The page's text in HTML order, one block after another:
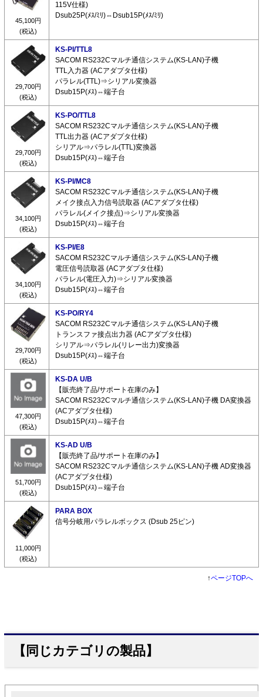
45,100円
(税込)
115V仕様)
Dsub25P(ﾒｽ/ﾐﾘ)⇔Dsub15P(ﾒｽ/ﾐﾘ)
29,700円
(税込)
KS-PI/TTL8
SACOM RS232Cマルチ通信システム(KS-LAN)子機
TTL入力器 (ACアダプタ仕様)
パラレル(TTL)⇒シリアル変換器
Dsub15P(ﾒｽ)⇔端子台
29,700円
(税込)
KS-PO/TTL8
SACOM RS232Cマルチ通信システム(KS-LAN)子機
TTL出力器 (ACアダプタ仕様)
シリアル⇒パラレル(TTL)変換器
Dsub15P(ﾒｽ)⇔端子台
34,100円
(税込)
KS-PI/MC8
SACOM RS232Cマルチ通信システム(KS-LAN)子機
メイク接点入力信号読取器 (ACアダプタ仕様)
パラレル(メイク接点)⇒シリアル変換器
Dsub15P(ﾒｽ)⇔端子台
34,100円
(税込)
KS-PI/E8
SACOM RS232Cマルチ通信システム(KS-LAN)子機
電圧信号読取器 (ACアダプタ仕様)
パラレル(電圧入力)⇒シリアル変換器
Dsub15P(ﾒｽ)⇔端子台
29,700円
(税込)
KS-PO/RY4
SACOM RS232Cマルチ通信システム(KS-LAN)子機
トランスファ接点出力器 (ACアダプタ仕様)
シリアル⇒パラレル(リレー出力)変換器
Dsub15P(ﾒｽ)⇔端子台
47,300円
(税込)
KS-DA U/B
【販売終了品/サポート在庫のみ】
SACOM RS232Cマルチ通信システム(KS-LAN)子機 DA変換器
(ACアダプタ仕様)
Dsub15P(ﾒｽ)⇔端子台
51,700円
(税込)
KS-AD U/B
【販売終了品/サポート在庫のみ】
SACOM RS232Cマルチ通信システム(KS-LAN)子機 AD変換器
(ACアダプタ仕様)
Dsub15P(ﾒｽ)⇔端子台
11,000円
(税込)
PARA BOX
信号分岐用パラレルボックス (Dsub 25ピン)
↑ページTOPへ
【同じカテゴリの製品】